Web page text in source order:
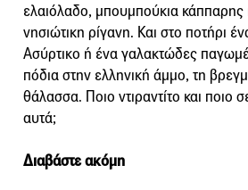
ελαιόλαδο, μπουμπούκια κάππαρης
νησιώτικη ρίγανη. Και στο ποτήρι
Ασύρτικο ή ένα γαλακτώδες
πόδια στην ελληνική άμμο, τη
θάλασσα. Ποιο ντιραντίτο και ποιο
αυτά;
Διαβάστε ακόμη